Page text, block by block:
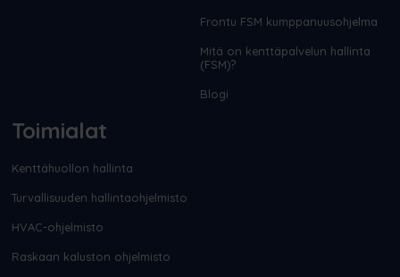
Frontu FSM kumppanuusohjelma
Mitä on kenttäpalvelun hallinta
(FSM)?
Blogi
Toimialat
Kenttähuollon hallinta
Turvallisuuden hallintaohjelmisto
HVAC-ohjelmisto
Raskaan kaluston ohjelmisto